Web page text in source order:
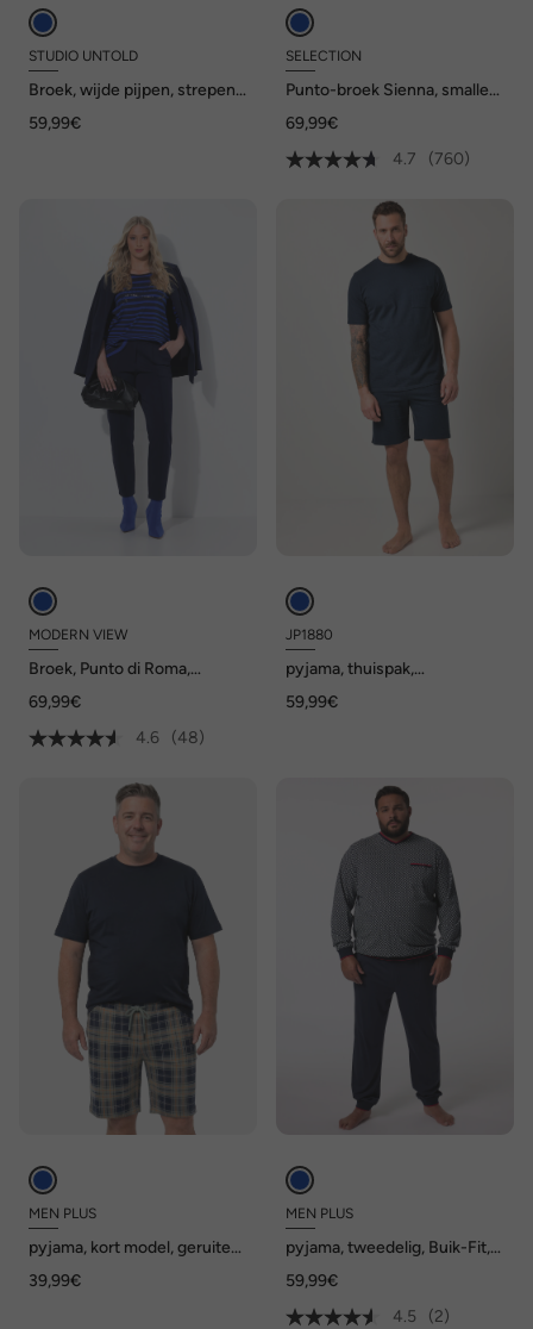
STUDIO UNTOLD
Broek, wijde pijpen, strepen
tailleband
59,99€
SELECTION
Punto-broek Sienna, smalle
69,99€
4.7
(760)
MODERN VIEW
Broek, Punto di Roma,
elastische tailleband
69,99€
4.6
(48)
JP1880
pyjama, thuispak,
tot 8XL
59,99€
MEN PLUS
pyjama, kort model, geruite
39,99€
MEN PLUS
pyjama, tweedelig, Buik-Fit,
59,99€
4.5
(2)